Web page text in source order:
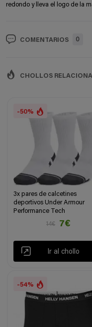
redondo y lleva el logo de la
COMENTARIOS 0
CHOLLOS
-50%
3x pares de calcetines
deportivos Under Armour
Performance Tech
14€
7€
Ir al chollo
-54%